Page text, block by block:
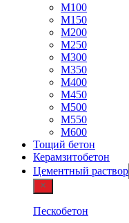
М100
М150
М200
М250
М300
М350
М400
М450
М500
М550
М600
Тощий бетон
Керамзитобетон
Цементный раствор
Пескобетон